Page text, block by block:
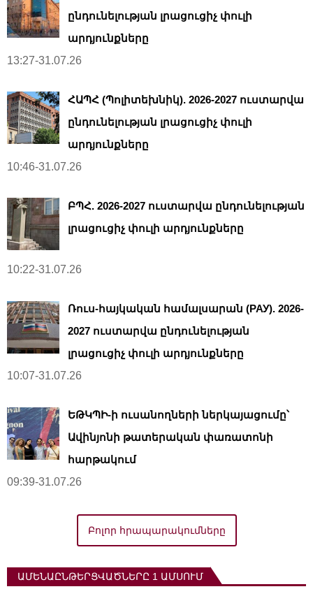
ընդունելության լրացուցիչ փուլի
արդյունքները
13:27-31.07.26
ՀԱՊՀ (Պոլիտեխնիկ). 2026-2027 ուստարվա
ընդունելության լրացուցիչ փուլի
արդյունքները
10:46-31.07.26
ԲՊՀ. 2026-2027 ուստարվա ընդունելության
լրացուցիչ փուլի արդյունքները
10:22-31.07.26
Ռուս-հայկական համալսարան (РАУ). 2026-
2027 ուստարվա ընդունելության
լրացուցիչ փուլի արդյունքները
10:07-31.07.26
ԵԹԿՊԻ-ի ուսանողների ներկայացումը՝
Ավինյոնի թատերական փառատոնի
հարթակում
09:39-31.07.26
Բոլոր հրապարակումները
ԱՄԵՆԱԸՆԹԵՐՑՎԱԾՆԵՐԸ 1 ԱՄՍՈՒՄ